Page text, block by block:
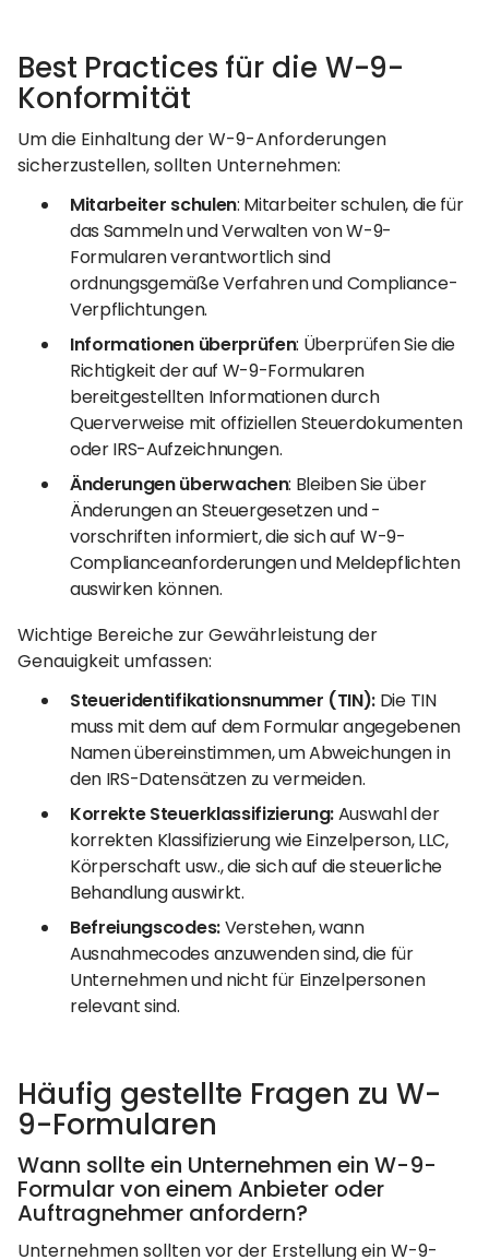
Best Practices für die W-9-
Konformität
Um die Einhaltung der W-9-Anforderungen
sicherzustellen, sollten Unternehmen:
Mitarbeiter schulen: Mitarbeiter schulen, die für
das Sammeln und Verwalten von W-9-
Formularen verantwortlich sind
ordnungsgemäße Verfahren und Compliance-
Verpflichtungen.
Informationen überprüfen: Überprüfen Sie die
Richtigkeit der auf W-9-Formularen
bereitgestellten Informationen durch
Querverweise mit offiziellen Steuerdokumenten
oder IRS-Aufzeichnungen.
Änderungen überwachen: Bleiben Sie über
Änderungen an Steuergesetzen und -
vorschriften informiert, die sich auf W-9-
Complianceanforderungen und Meldepflichten
auswirken können.
Wichtige Bereiche zur Gewährleistung der
Genauigkeit umfassen:
Steueridentifikationsnummer (TIN): Die TIN
muss mit dem auf dem Formular angegebenen
Namen übereinstimmen, um Abweichungen in
den IRS-Datensätzen zu vermeiden.
Korrekte Steuerklassifizierung:Auswahl der
korrekten Klassifizierung wie Einzelperson, LLC,
Körperschaft usw., die sich auf die steuerliche
Behandlung auswirkt.
Befreiungscodes:Verstehen, wann
Ausnahmecodes anzuwenden sind, die für
Unternehmen und nicht für Einzelpersonen
relevant sind.
Häufig gestellte Fragen zu W-
9-Formularen
Wann sollte ein Unternehmen ein W-9-
Formular von einem Anbieter oder
Auftragnehmer anfordern?
Unternehmen sollten vor der Erstellung ein W-9-